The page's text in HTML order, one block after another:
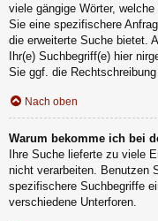
viele gängige Wörter,
Sie eine spezifischere
die erweiterte Suche bietet.
Ihr(e) Suchbegriff(e) hier
Sie ggf. die
Nach oben
Warum bekomme ich bei
Ihre Suche lieferte zu viele
nicht verarbeiten. Benutzen
spezifischere Suchbegriffe
verschiedene Unterforen.